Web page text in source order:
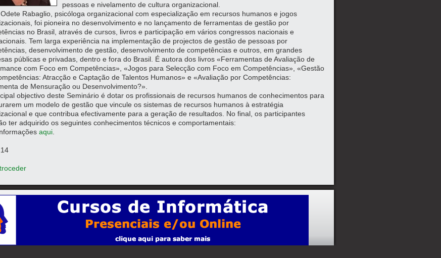
pessoas e nivelamento de cultura organizacional.
Rabaglio, psicóloga organizacional com especialização em recursos humanos e jogos
foi pioneira no desenvolvimento e no lançamento de ferramentas de gestão por
no Brasil, através de cursos, livros e participação em vários congressos nacionais e
Tem larga experiência na implementação de projectos de gestão de pessoas por
desenvolvimento de gestão, desenvolvimento de competências e outros, em grandes
públicas e privadas, dentro e fora do Brasil. É autora dos livros «Ferramentas de Avaliação de
com Foco em Competências», «Jogos para Selecção com Foco em Competências», «Gestão
Atracção e Captação de Talentos Humanos» e «Avaliação por Competências:
de Mensuração ou Desenvolvimento?».
objectivo deste Seminário é dotar os profissionais de recursos humanos de conhecimentos para
um modelo de gestão que vincule os sistemas de recursos humanos à estratégia
e que contribua efectivamente para a geração de resultados. No final, os participantes
ter adquirido os seguintes conhecimentos técnicos e comportamentais:
aqui